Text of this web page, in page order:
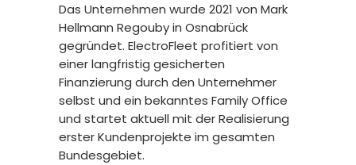
Das Unternehmen wurde 2021 von Mark
Hellmann Regouby in Osnabrück
gegründet. ElectroFleet profitiert von
einer langfristig gesicherten
Finanzierung durch den Unternehmer
selbst und ein bekanntes Family Office
und startet aktuell mit der Realisierung
erster Kundenprojekte im gesamten
Bundesgebiet.